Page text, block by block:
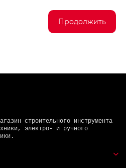
Продолжить
строительного инструмента
электро- и ручного